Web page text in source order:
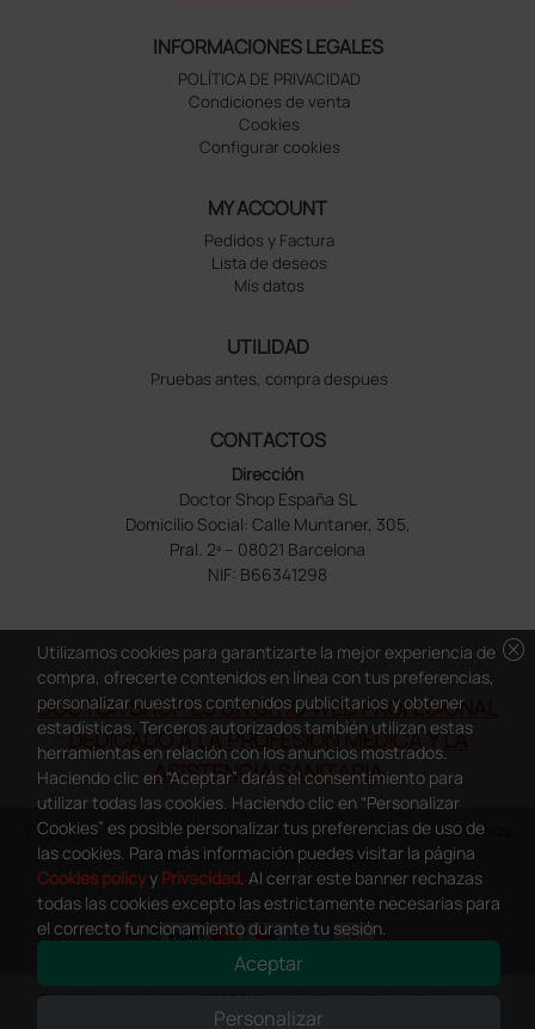
INFORMACIONES LEGALES
POLÍTICA DE PRIVACIDAD
Condiciones de venta
Cookies
Configurar cookies
MY ACCOUNT
Pedidos y Factura
Lista de deseos
Mis datos
UTILIDAD
Pruebas antes, compra despues
CONTACTOS
Dirección
Doctor Shop España SL
Domicilio Social: Calle Muntaner, 305,
Pral. 2ª – 08021 Barcelona
NIF: B66341298
DOCTOR SHOP ES UN SITIO WEB PROFESIONAL
DEDICADO A LA PROFESIÓN MÉDICA Y LA
ASISTENCIA SANITARIA
Copyright Doctor Shop España 2005-2026 - Todos los derechos
reservados - NIF.: B66341298
This site is protected by reCAPTCHA and the Google Privacy Policy
and
cancel
Utilizamos cookies para garantizarte la mejor experiencia de
compra, ofrecerte contenidos en línea con tus preferencias,
personalizar nuestros contenidos publicitarios y obtener
estadísticas. Terceros autorizados también utilizan estas
herramientas en relación con los anuncios mostrados.
Haciendo clic en “Aceptar” darás el consentimiento para
utilizar todas las cookies. Haciendo clic en “Personalizar
Cookies” es posible personalizar tus preferencias de uso de
las cookies. Para más información puedes visitar la página
Cookies policyy Privacidad. Al cerrar este banner rechazas
todas las cookies excepto las estrictamente necesarias para
el correcto funcionamiento durante tu sesión.
Aceptar
Personalizar